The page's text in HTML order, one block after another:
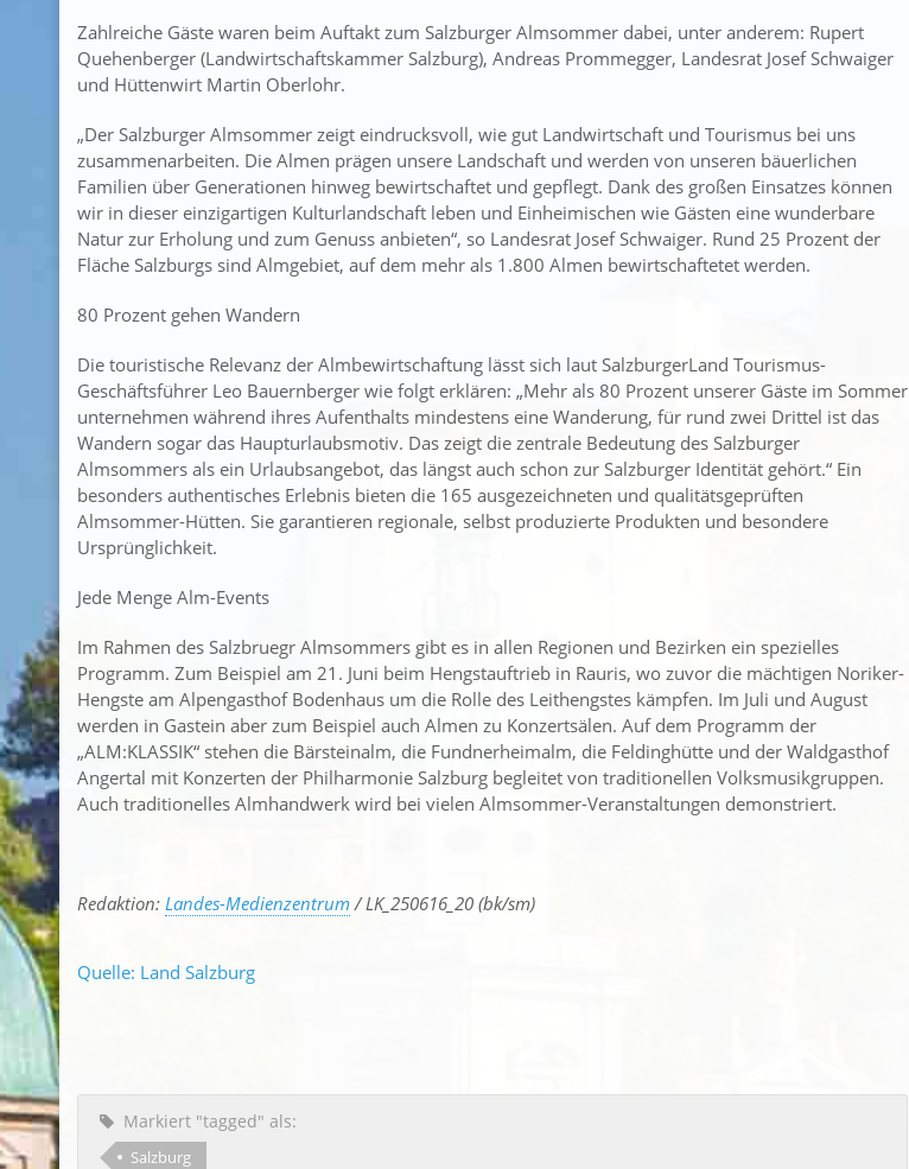
Zahlreiche Gäste waren beim Auftakt zum Salzburger Almsommer dabei, unter anderem: Rupert
Quehenberger (Landwirtschaftskammer Salzburg), Andreas Prommegger, Landesrat Josef Schwaiger
und Hüttenwirt Martin Oberlohr.
„Der Salzburger Almsommer zeigt eindrucksvoll, wie gut Landwirtschaft und Tourismus bei uns
zusammenarbeiten. Die Almen prägen unsere Landschaft und werden von unseren bäuerlichen
Familien über Generationen hinweg bewirtschaftet und gepflegt. Dank des großen Einsatzes können
wir in dieser einzigartigen Kulturlandschaft leben und Einheimischen wie Gästen eine wunderbare
Natur zur Erholung und zum Genuss anbieten“, so Landesrat Josef Schwaiger. Rund 25 Prozent der
Fläche Salzburgs sind Almgebiet, auf dem mehr als 1.800 Almen bewirtschaftetet werden.
80 Prozent gehen Wandern
Die touristische Relevanz der Almbewirtschaftung lässt sich laut SalzburgerLand Tourismus-
Geschäftsführer Leo Bauernberger wie folgt erklären: „Mehr als 80 Prozent unserer Gäste im Sommer
unternehmen während ihres Aufenthalts mindestens eine Wanderung, für rund zwei Drittel ist das
Wandern sogar das Haupturlaubsmotiv. Das zeigt die zentrale Bedeutung des Salzburger
Almsommers als ein Urlaubsangebot, das längst auch schon zur Salzburger Identität gehört.“ Ein
besonders authentisches Erlebnis bieten die 165 ausgezeichneten und qualitätsgeprüften
Almsommer-Hütten. Sie garantieren regionale, selbst produzierte Produkten und besondere
Ursprünglichkeit.
Jede Menge Alm-Events
Im Rahmen des Salzbruegr Almsommers gibt es in allen Regionen und Bezirken ein spezielles
Programm. Zum Beispiel am 21. Juni beim Hengstauftrieb in Rauris, wo zuvor die mächtigen Noriker-
Hengste am Alpengasthof Bodenhaus um die Rolle des Leithengstes kämpfen. Im Juli und August
werden in Gastein aber zum Beispiel auch Almen zu Konzertsälen. Auf dem Programm der
„ALM:KLASSIK“ stehen die Bärsteinalm, die Fundnerheimalm, die Feldinghütte und der Waldgasthof
Angertal mit Konzerten der Philharmonie Salzburg begleitet von traditionellen Volksmusikgruppen.
Auch traditionelles Almhandwerk wird bei vielen Almsommer-Veranstaltungen demonstriert.
Redaktion: Landes-Medienzentrum/ LK_250616_20 (bk/sm)
Quelle: Land Salzburg
Markiert "tagged" als:
Salzburg